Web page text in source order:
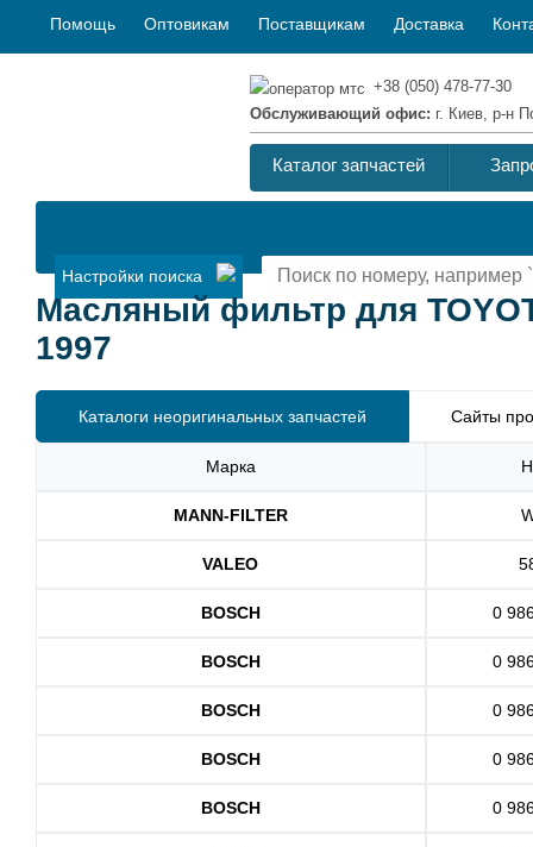
Помощь Оптовикам Поставщикам Доставка
+38 (050) 478-77-30
Обслуживающий офис: г. Киев, р-н
Каталог запчастей
Настройки поиска
Масляный фильтр для
1997
Каталоги неоригинальных запчастей Сайты
Марка
MANN-FILTER
VALEO
BOSCH 0
BOSCH 0
BOSCH 0
BOSCH 0
BOSCH 0